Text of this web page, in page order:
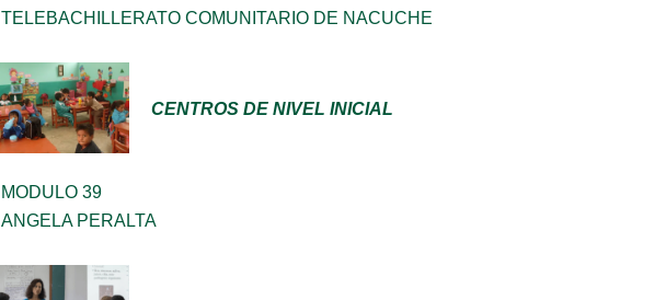
TELEBACHILLERATO COMUNITARIO DE NACUCHE
CENTROS DE NIVEL INICIAL
MODULO 39
ANGELA PERALTA